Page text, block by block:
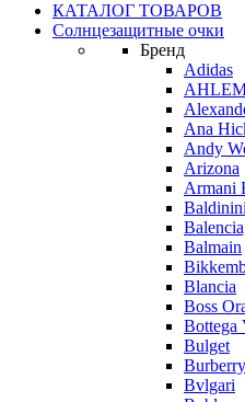
КАТАЛОГ ТОВАРОВ
Солнцезащитные очки
Бренд
Adidas
Ana
Andy
Arizona
Armani
Baldinini
Balmain
Blancia
Boss
Bottega
Bulget
Burberry
Bvlgari